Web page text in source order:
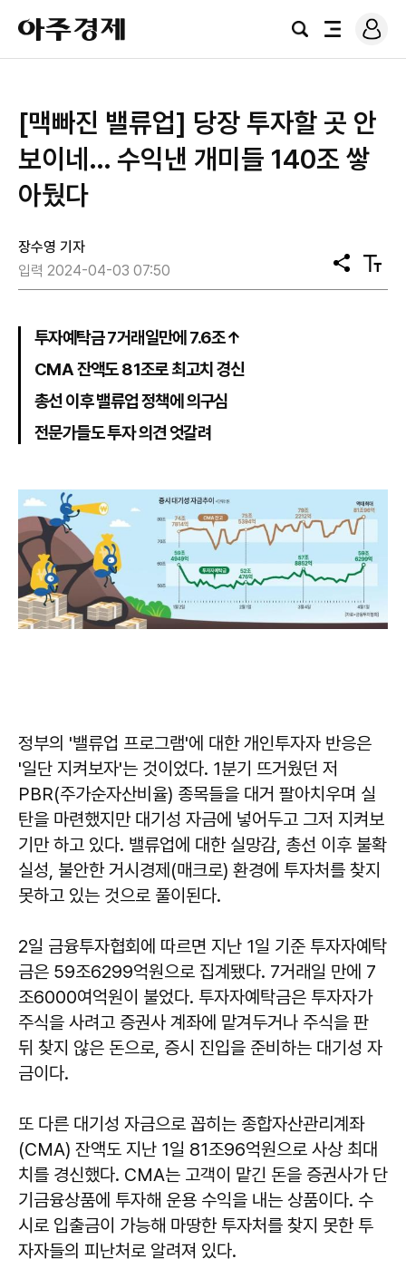
아
주
경
검
전
로
그
[맥빠진 밸류업] 당장 투자할 곳 안
보이네… 수익낸 개미들 140조 쌓
아뒀다
장수영 기자
입력 2024-04-03 07:50
공
유
텍
스
투자예탁금 7거래일만에 7.6조↑
CMA 잔액도 81조로 최고치 경신
총선 이후 밸류업 정책에 의구심
전문가들도 투자 의견 엇갈려
정부의 '밸류업 프로그램'에 대한 개인투자자 반응은
'일단 지켜보자'는 것이었다. 1분기 뜨거웠던 저
PBR(주가순자산비율) 종목들을 대거 팔아치우며 실
탄을 마련했지만 대기성 자금에 넣어두고 그저 지켜보
기만 하고 있다. 밸류업에 대한 실망감, 총선 이후 불확
실성, 불안한 거시경제(매크로) 환경에 투자처를 찾지
못하고 있는 것으로 풀이된다.
2일 금융투자협회에 따르면 지난 1일 기준 투자자예탁
금은 59조6299억원으로 집계됐다. 7거래일 만에 7
조6000여억원이 불었다. 투자자예탁금은 투자자가
주식을 사려고 증권사 계좌에 맡겨두거나 주식을 판
뒤 찾지 않은 돈으로, 증시 진입을 준비하는 대기성 자
금이다.
또 다른 대기성 자금으로 꼽히는 종합자산관리계좌
(CMA) 잔액도 지난 1일 81조96억원으로 사상 최대
치를 경신했다. CMA는 고객이 맡긴 돈을 증권사가 단
기금융상품에 투자해 운용 수익을 내는 상품이다. 수
시로 입출금이 가능해 마땅한 투자처를 찾지 못한 투
자자들의 피난처로 알려져 있다.